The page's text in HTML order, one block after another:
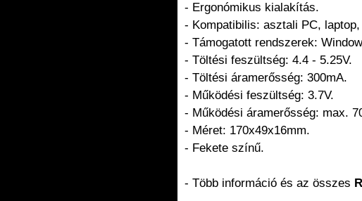
- Ergonómikus kialakítás.
- Kompatibilis: asztali PC,
- Támogatott rendszerek:
- Töltési feszültség: 4.4 - 5.25V.
- Töltési áramerősség: 300mA.
- Működési feszültség: 3.7V.
- Működési áramerősség: max.
- Méret: 170x49x16mm.
- Fekete színű.
- Több információ és az összes